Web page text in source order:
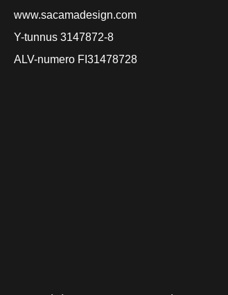
www.sacamadesign.com
Y-tunnus 3147872-8
ALV-numero FI31478728